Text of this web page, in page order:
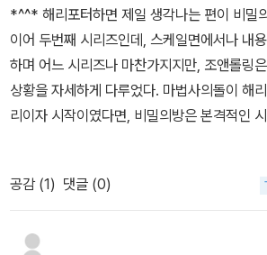
아이들이 보고 있었다.읽기 시작한지는 얼마
리포터 많이 읽고 사랑
*^^* 해리포터하면 제일 생각나는 편이 비밀
이어 두번째 시리즈인데, 스케일면에서나 내
하며 어느 시리즈나 마찬가지지만, 조앤롤링
상황을 자세하게 다루었다. 마법사의돌이 해
리이자 시작이였다면, 비밀의방은 본격적인
로 하여금 흥미에 스릴을 거듭했다. 해리포터
를 연기한 다니엘 레드클리프씨도 가장 좋아
방에서 집요정 도비의 출연과 새로운 교수진
들의 등장과 디멘터라는 괴기스러운 생물체의
공감 (1) 댓글 (0)